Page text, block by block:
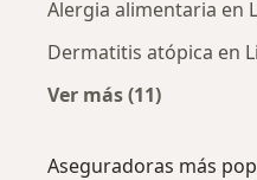
Alergia alimentaria en
Dermatitis atópica en
Ver más (11)
Aseguradoras más